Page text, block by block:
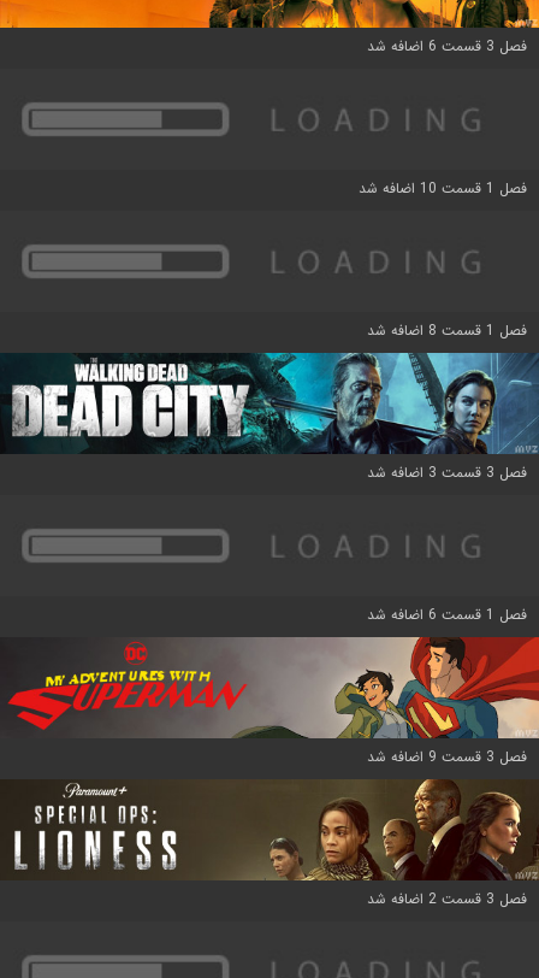
فصل 3 قسمت 6 اضافه شد
فصل 1 قسمت 10 اضافه شد
فصل 1 قسمت 8 اضافه شد
فصل 3 قسمت 3 اضافه شد
فصل 1 قسمت 6 اضافه شد
فصل 3 قسمت 9 اضافه شد
فصل 3 قسمت 2 اضافه شد